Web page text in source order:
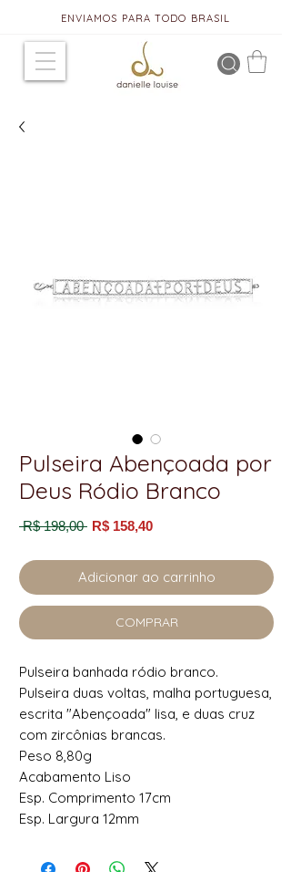
ENVIAMOS PARA TODO BRASIL
Pulseira Abençoada por
Deus Ródio Branco
R$ 198,00 Preço
R$ 158,40Preço
Adicionar ao carrinho
COMPRAR
Pulseira banhada ródio branco.
Pulseira duas voltas, malha portuguesa,
escrita "Abençoada" lisa, e duas cruz
com zircônias brancas.
Peso 8,80g
Acabamento Liso
Esp. Comprimento 17cm
Esp. Largura 12mm